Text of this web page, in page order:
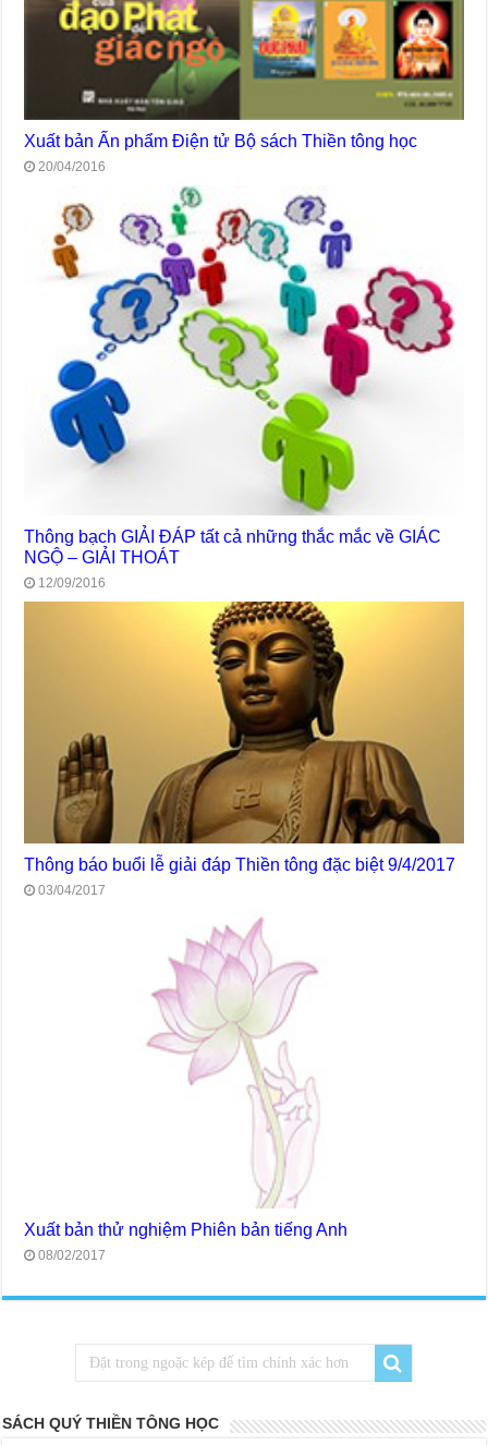
Xuất bản Ấn phẩm Điện tử Bộ sách Thiền tông học
20/04/2016
Thông bạch GIẢI ĐÁP tất cả những thắc mắc về GIÁC
NGỘ – GIẢI THOÁT
12/09/2016
Thông báo buổi lễ giải đáp Thiền tông đặc biệt 9/4/2017
03/04/2017
Xuất bản thử nghiệm Phiên bản tiếng Anh
08/02/2017
SÁCH QUÝ THIỀN TÔNG HỌC